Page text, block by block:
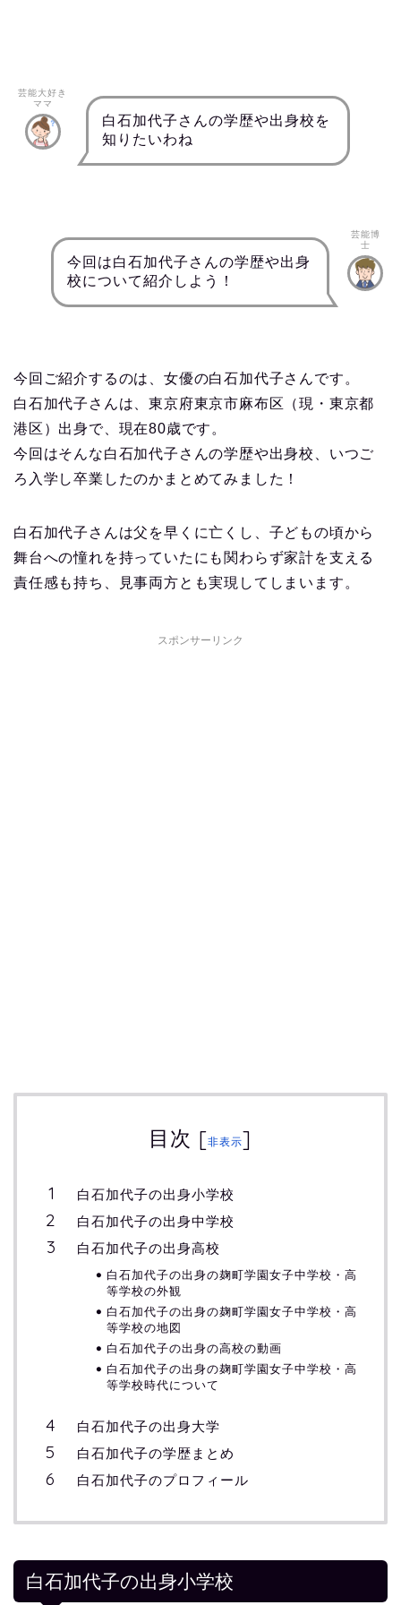
芸能大好き
ママ
白石加代子さんの学歴や出身校を
知りたいわね
今回は白石加代子さんの学歴や出身
校について紹介しよう！
芸能博
士
今回ご紹介するのは、女優の白石加代子さんです。
白石加代子さんは、東京府東京市麻布区（現・東京都
港区）出身で、現在80歳です。
今回はそんな白石加代子さんの学歴や出身校、いつご
ろ入学し卒業したのかまとめてみました！
白石加代子さんは父を早くに亡くし、子どもの頃から
舞台への憧れを持っていたにも関わらず家計を支える
責任感も持ち、見事両方とも実現してしまいます。
スポンサーリンク
目次 [非表示]
白石加代子の出身小学校
白石加代子の出身中学校
白石加代子の出身高校
白石加代子の出身の麹町学園女子中学校・高
等学校の外観
白石加代子の出身の麹町学園女子中学校・高
等学校の地図
白石加代子の出身の高校の動画
白石加代子の出身の麹町学園女子中学校・高
等学校時代について
白石加代子の出身大学
白石加代子の学歴まとめ
白石加代子のプロフィール
白石加代子の出身小学校